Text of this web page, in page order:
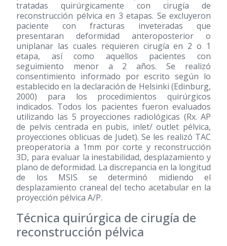
tratadas quirúrgicamente con cirugía de
reconstrucción pélvica en 3 etapas. Se excluyeron
paciente con fracturas inveteradas que
presentaran deformidad anteroposterior o
uniplanar las cuales requieren cirugía en 2 o 1
etapa, así como aquellos pacientes con
seguimiento menor a 2 años. Se realizó
consentimiento informado por escrito según lo
establecido en la declaración de Helsinki (Edinburg,
2000) para los procedimientos quirúrgicos
indicados. Todos los pacientes fueron evaluados
utilizando las 5 proyecciones radiológicas (Rx. AP
de pelvis centrada en pubis, inlet/ outlet pélvica,
proyecciones oblicuas de Judet). Se les realizó TAC
preoperatoria a 1mm por corte y reconstrucción
3D, para evaluar la inestabilidad, desplazamiento y
plano de deformidad. La discrepancia en la longitud
de los MSIS se determinó midiendo el
desplazamiento craneal del techo acetabular en la
proyección pélvica A/P.
Técnica quirúrgica de cirugía de
reconstrucción pélvica